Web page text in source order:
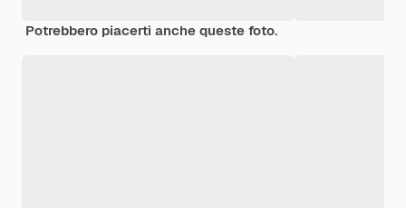
Potrebbero piacerti anche queste foto.